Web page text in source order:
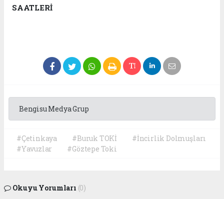
SAATLERİ
Bengisu Medya Grup
#Çetinkaya #Buruk TOKİ
#İncirlik Dolmuşları
#Yavuzlar
#Göztepe Toki
Okuyu Yorumları (0)